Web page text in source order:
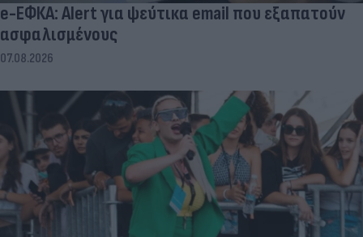
e-ΕΦΚΑ: Alert για ψεύτικα email που εξαπατούν
ασφαλισμένους
07.08.2026